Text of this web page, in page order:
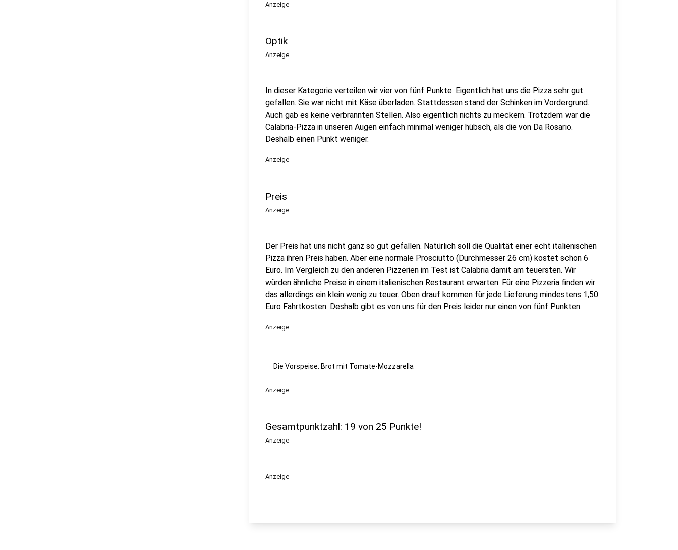
Anzeige
Optik
Anzeige
In dieser Kategorie verteilen wir vier von fünf Punkte. Eigentlich hat uns die Pizza sehr gut
gefallen. Sie war nicht mit Käse überladen. Stattdessen stand der Schinken im Vordergrund.
Auch gab es keine verbrannten Stellen. Also eigentlich nichts zu meckern. Trotzdem war die
Calabria-Pizza in unseren Augen einfach minimal weniger hübsch, als die von Da Rosario.
Deshalb einen Punkt weniger.
Anzeige
Preis
Anzeige
Der Preis hat uns nicht ganz so gut gefallen. Natürlich soll die Qualität einer echt italienischen
Pizza ihren Preis haben. Aber eine normale Prosciutto (Durchmesser 26 cm) kostet schon 6
Euro. Im Vergleich zu den anderen Pizzerien im Test ist Calabria damit am teuersten. Wir
würden ähnliche Preise in einem italienischen Restaurant erwarten. Für eine Pizzeria finden wir
das allerdings ein klein wenig zu teuer. Oben drauf kommen für jede Lieferung mindestens 1,50
Euro Fahrtkosten. Deshalb gibt es von uns für den Preis leider nur einen von fünf Punkten.
Anzeige
Die Vorspeise: Brot mit Tomate-Mozzarella
Anzeige
Gesamtpunktzahl: 19 von 25 Punkte!
Anzeige
Anzeige